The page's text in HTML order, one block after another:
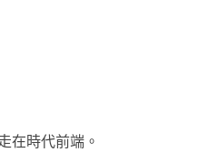
在時代前端。